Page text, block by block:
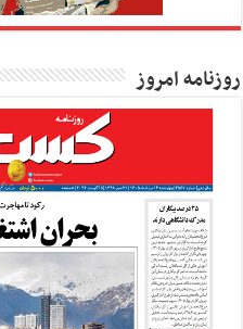
روزنامه امروز